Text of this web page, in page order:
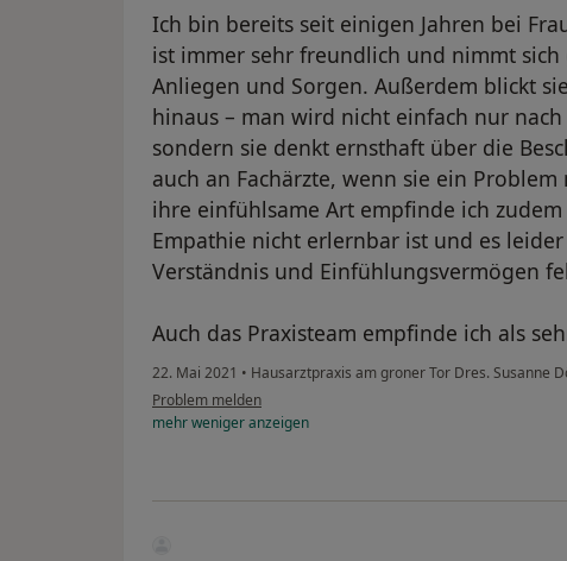
Ich bin bereits seit einigen Jahren bei
ist immer sehr freundlich und nimmt
Anliegen und Sorgen. Außerdem blickt
hinaus – man wird nicht einfach nur
sondern sie denkt ernsthaft über die
auch an Fachärzte, wenn sie ein
ihre einfühlsame Art empfinde ich
Empathie nicht erlernbar ist und es
Verständnis und Einfühlungsvermögen
Auch das Praxisteam empfinde ich als
22. Mai 2021 • Hausarztpraxis am groner Tor Dres. Susanne
Problem melden
mehrwenigeranzeigen